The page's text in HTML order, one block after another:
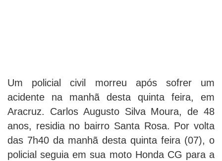
Um policial civil morreu após sofrer um
acidente na manhã desta quinta feira, em
Aracruz. Carlos Augusto Silva Moura, de 48
anos, residia no bairro Santa Rosa. Por volta
das 7h40 da manhã desta quinta feira (07), o
policial seguia em sua moto Honda CG para a